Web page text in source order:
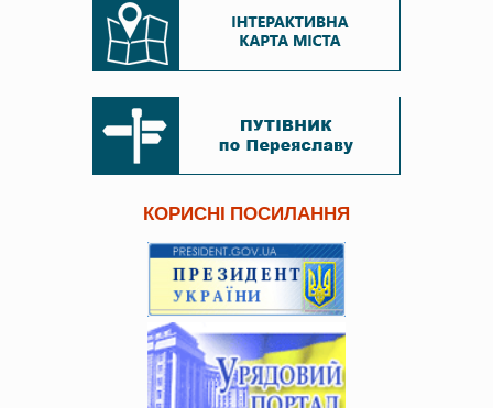
КОРИСНІ ПОСИЛАННЯ